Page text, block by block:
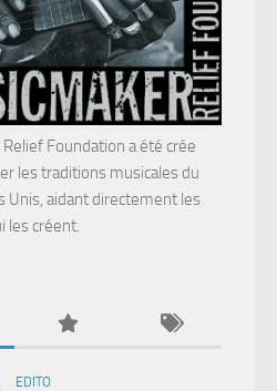
Foundation a été crée
les traditions musicales du
Unis, aidant directement les
les créent.
EDITO